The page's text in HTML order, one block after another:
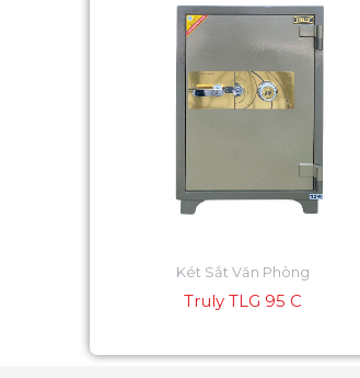
Két Sắt Văn Phòng
Truly TLG 95 C